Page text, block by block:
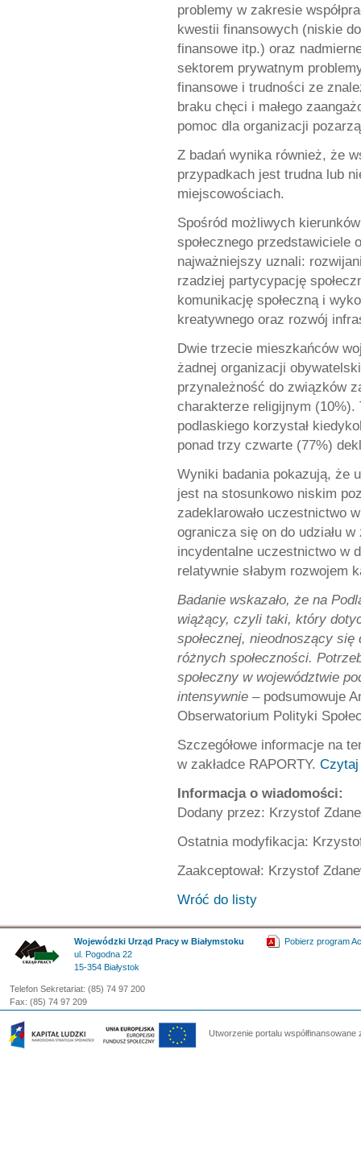
problemy w zakresie
kwestii finansowych (niskie
finansowe itp.) oraz
sektorem prywatnym
finansowe i trudności ze
braku chęci i małego
pomoc dla organizacji
Z badań wynika również, że
przypadkach jest trudna lub
miejscowościach.
Spośród możliwych
społecznego przedstawiciele
najważniejszy uznali:
rzadziej partycypację
komunikację społeczną i
kreatywnego oraz rozwój
Dwie trzecie mieszkańców
żadnej organizacji
przynależność do związków
charakterze religijnym
podlaskiego korzystał
ponad trzy czwarte (77%)
Wyniki badania pokazują, że
jest na stosunkowo niskim
zadeklarowało uczestnictwo
ogranicza się on do udziału
incydentalne uczestnictwo w
relatywnie słabym rozwojem
Badanie wskazało, że na
wiążący, czyli taki, który
społecznej, nieodnoszący
różnych społeczności.
społeczny w województwie
intensywnie – podsumowuje
Obserwatorium Polityki
Szczegółowe informacje na
w zakładce RAPORTY.
Informacja o wiadomości:
Dodany przez: Krzystof
Ostatnia modyfikacja:
Zaakceptował: Krzystof
Wróć do listy
Wojewódzki Urząd Pracy w Białymstoku
ul. Pogodna 22
15-354 Białystok
Telefon Sekretariat: (85) 74 97 200
Fax: (85) 74 97 209
Pobierz program
Utworzenie portalu